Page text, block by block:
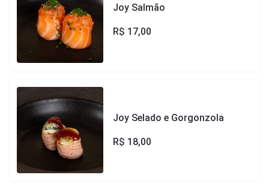
Joy Salmão
R$ 17,00
Joy Selado e Gorgonzola
R$ 18,00